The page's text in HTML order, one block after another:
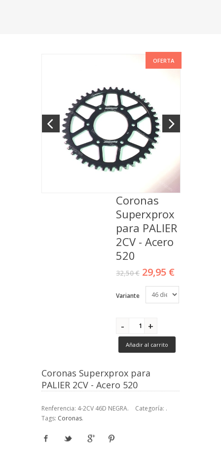
OFERTA
Coronas
Superxprox
para PALIER
2CV - Acero
520
32,50 € 29,95 €
Variante
Añadir al carrito
Coronas Superxprox para
PALIER 2CV - Acero 520
Renferencia: 4-2CV 46D NEGRA. Categoría: .
Tags: Coronas.